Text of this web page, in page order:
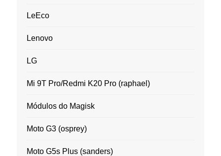
LeEco
Lenovo
LG
Mi 9T Pro/Redmi K20 Pro (raphael)
Módulos do Magisk
Moto G3 (osprey)
Moto G5s Plus (sanders)